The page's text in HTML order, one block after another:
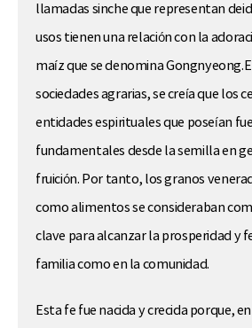
llamadas sinche que representan
usos tienen una relación con la
maíz que se denomina
sociedades agrarias, se creía que los
entidades espirituales que poseían
fundamentales desde la semilla en
fruición. Por tanto, los granos
como alimentos se consideraban
clave para alcanzar la prosperidad y
familia como en la comunidad.
Esta fe fue nacida y crecida porque,